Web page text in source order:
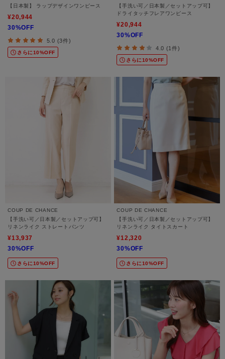
【日本製】 ラップデザインワンピース
¥20,944
30%OFF
5.0 (3件)
さらに10%OFF
【手洗い可／日本製／セットアップ可】
ドライタッチフレアワンピース
¥20,944
30%OFF
4.0 (1件)
さらに10%OFF
COUP DE CHANCE
【手洗い可／日本製／セットアップ可】
リネンライク ストレートパンツ
¥13,937
30%OFF
さらに10%OFF
COUP DE CHANCE
【手洗い可／日本製／セットアップ可】
リネンライク タイトスカート
¥12,320
30%OFF
さらに10%OFF